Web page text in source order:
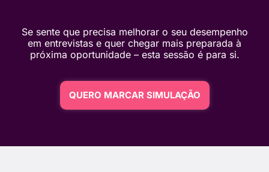
Se sente que precisa melhorar o seu desempenho
em entrevistas e quer chegar mais preparada à
próxima oportunidade – esta sessão é para si.
QUERO MARCAR SIMULAÇÃO